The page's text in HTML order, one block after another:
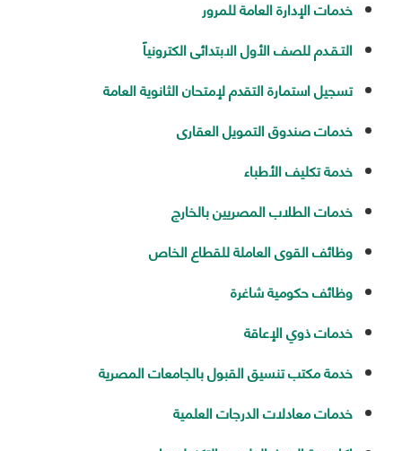
خدمات الإدارة العامة للمرور
التـقـدم للصف الأول الابتدائى الكترونياً
تسجيل استمارة التقدم لإمتحان الثانوية العامة
خدمات صندوق التمويل العقارى
خدمة تكليف الأطباء
خدمات الطلاب المصريين بالخارج
وظائف القوى العاملة للقطاع الخاص
وظائف حكومية شاغرة
خدمات ذوي الإعاقة
خدمة مكتب تنسيق القبول بالجامعات المصرية
خدمات معادلات الدرجات العلمية